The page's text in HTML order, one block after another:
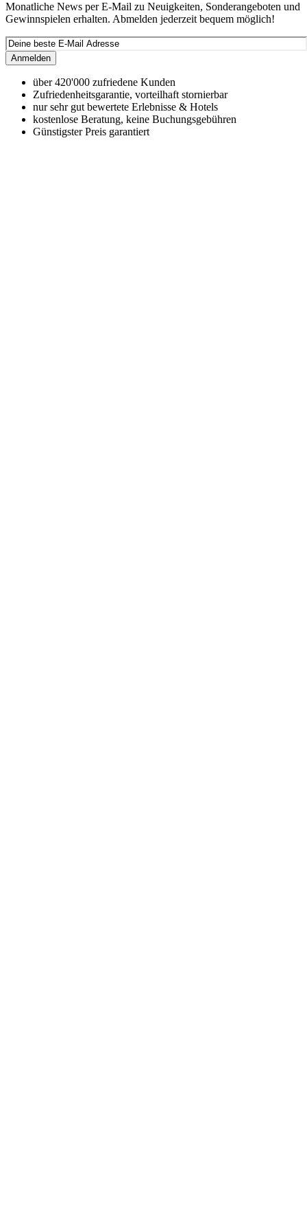
Monatliche News per E-Mail zu Neuigkeiten, Sonderangeboten und
Gewinnspielen erhalten. Abmelden jederzeit bequem möglich!
Anmelden
über 420'000 zufriedene Kunden
Zufriedenheitsgarantie, vorteilhaft stornierbar
nur sehr gut bewertete Erlebnisse & Hotels
kostenlose Beratung, keine Buchungsgebühren
Günstigster Preis garantiert